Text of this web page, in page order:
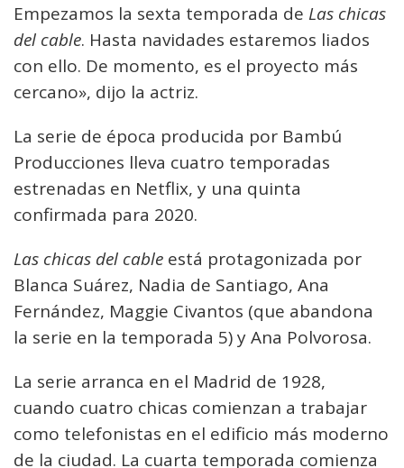
Empezamos la sexta temporada de Las chicas
del cable. Hasta navidades estaremos liados
con ello. De momento, es el proyecto más
cercano», dijo la actriz.
La serie de época producida por Bambú
Producciones lleva cuatro temporadas
estrenadas en Netflix, y una quinta
confirmada para 2020.
Las chicas del cable está protagonizada por
Blanca Suárez, Nadia de Santiago, Ana
Fernández, Maggie Civantos (que abandona
la serie en la temporada 5) y Ana Polvorosa.
La serie arranca en el Madrid de 1928,
cuando cuatro chicas comienzan a trabajar
como telefonistas en el edificio más moderno
de la ciudad. La cuarta temporada comienza